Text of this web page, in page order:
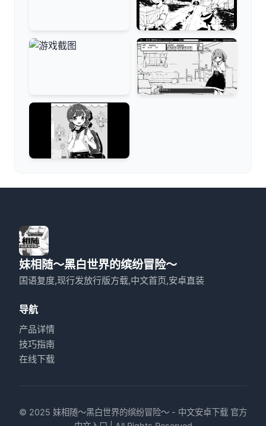
妹相随～黑白世界的缤纷冒险～
国语复度,现行发放行版方载,中文首页,安卓直装
导航
产品详情
技巧指南
在线下载
© 2025 妹相随～黑白世界的缤纷冒险～ - 中文安卓下载 官方